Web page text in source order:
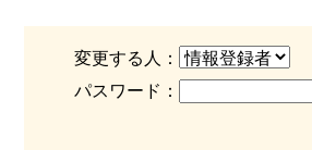
変更する人：
パスワード：